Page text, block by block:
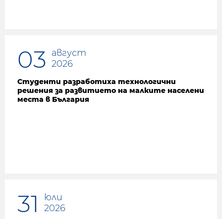
03 август
2026
Студенти разработиха технологични
решения за развитието на малките населени
места в България
31
юли
2026